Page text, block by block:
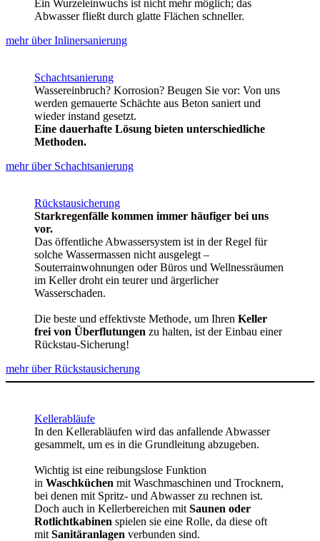
Ein Wurzeleinwuchs ist nicht mehr möglich; das
Abwasser fließt durch glatte Flächen schneller.
mehr über Inlinersanierung
Schachtsanierung
Wassereinbruch? Korrosion? Beugen Sie vor: Von uns
werden gemauerte Schächte aus Beton saniert und
wieder instand gesetzt.
Eine dauerhafte Lösung bieten unterschiedliche
Methoden.
mehr über Schachtsanierung
Rückstausicherung
Starkregenfälle kommen immer häufiger bei uns
vor.
Das öffentliche Abwassersystem ist in der Regel für
solche Wassermassen nicht ausgelegt –
Souterrainwohnungen oder Büros und Wellnessräumen
im Keller droht ein teurer und ärgerlicher
Wasserschaden.
Die beste und effektivste Methode, um Ihren Keller
frei von Überflutungen zu halten, ist der Einbau einer
Rückstau-Sicherung!
mehr über Rückstausicherung
Kellerabläufe
In den Kellerabläufen wird das anfallende Abwasser
gesammelt, um es in die Grundleitung abzugeben.
Wichtig ist eine reibungslose Funktion
in Waschküchen mit Waschmaschinen und Trocknern,
bei denen mit Spritz- und Abwasser zu rechnen ist.
Doch auch in Kellerbereichen mit Saunen oder
Rotlichtkabinen spielen sie eine Rolle, da diese oft
mit Sanitäranlagen verbunden sind.